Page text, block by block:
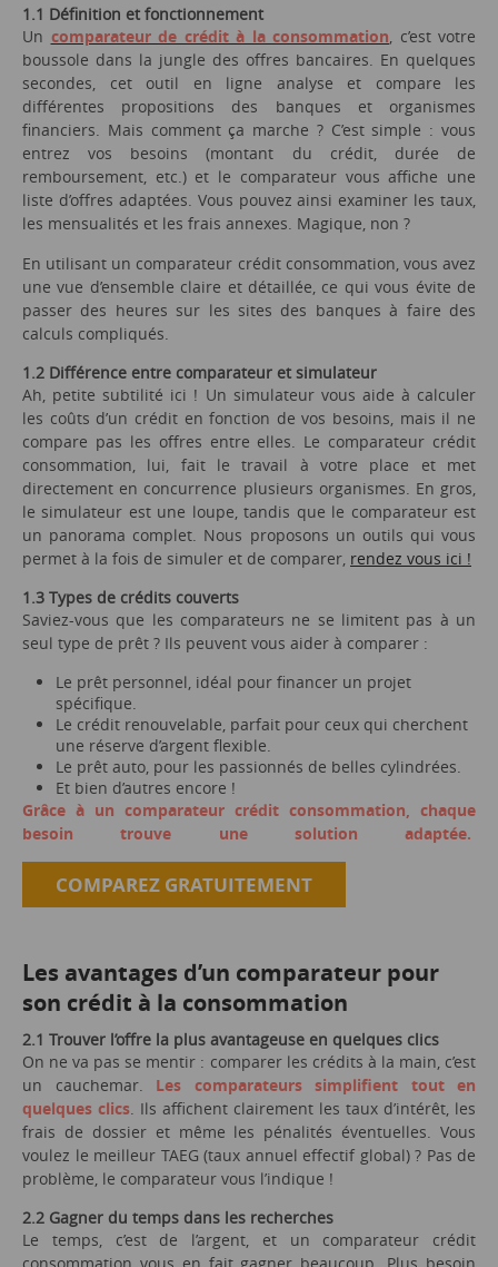
1.1 Définition et fonctionnement
Un comparateur de crédit à la consommation, c’est votre
boussole dans la jungle des offres bancaires. En quelques
secondes, cet outil en ligne analyse et compare les
différentes propositions des banques et organismes
financiers. Mais comment ça marche ? C’est simple : vous
entrez vos besoins (montant du crédit, durée de
remboursement, etc.) et le comparateur vous affiche une
liste d’offres adaptées. Vous pouvez ainsi examiner les taux,
les mensualités et les frais annexes. Magique, non ?
En utilisant un comparateur crédit consommation, vous avez
une vue d’ensemble claire et détaillée, ce qui vous évite de
passer des heures sur les sites des banques à faire des
calculs compliqués.
1.2 Différence entre comparateur et simulateur
Ah, petite subtilité ici ! Un simulateur vous aide à calculer
les coûts d’un crédit en fonction de vos besoins, mais il ne
compare pas les offres entre elles. Le comparateur crédit
consommation, lui, fait le travail à votre place et met
directement en concurrence plusieurs organismes. En gros,
le simulateur est une loupe, tandis que le comparateur est
un panorama complet. Nous proposons un outils qui vous
permet à la fois de simuler et de comparer, rendez vous ici !
1.3 Types de crédits couverts
Saviez-vous que les comparateurs ne se limitent pas à un
seul type de prêt ? Ils peuvent vous aider à comparer :
Le prêt personnel, idéal pour financer un projet
spécifique.
Le crédit renouvelable, parfait pour ceux qui cherchent
une réserve d’argent flexible.
Le prêt auto, pour les passionnés de belles cylindrées.
Et bien d’autres encore !
Grâce à un comparateur crédit consommation, chaque
besoin trouve une solution adaptée.
COMPAREZ GRATUITEMENT
Les avantages d’un comparateur pour
son crédit à la consommation
2.1 Trouver l’offre la plus avantageuse en quelques clics
On ne va pas se mentir : comparer les crédits à la main, c’est
un cauchemar. Les comparateurs simplifient tout en
quelques clics. Ils affichent clairement les taux d’intérêt, les
frais de dossier et même les pénalités éventuelles. Vous
voulez le meilleur TAEG (taux annuel effectif global) ? Pas de
problème, le comparateur vous l’indique !
2.2 Gagner du temps dans les recherches
Le temps, c’est de l’argent, et un comparateur crédit